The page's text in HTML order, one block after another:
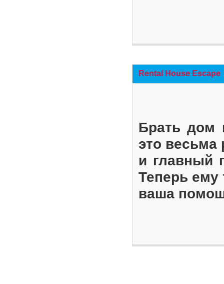
Rental House Escape
Брать дом
это весьма
и главный
Теперь ему
ваша